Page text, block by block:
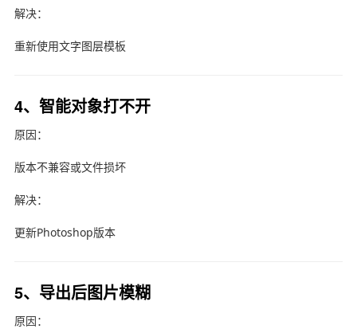
解决：
重新使用文字图层模板
4、智能对象打不开
原因：
版本不兼容或文件损坏
解决：
更新Photoshop版本
5、导出后图片模糊
原因：